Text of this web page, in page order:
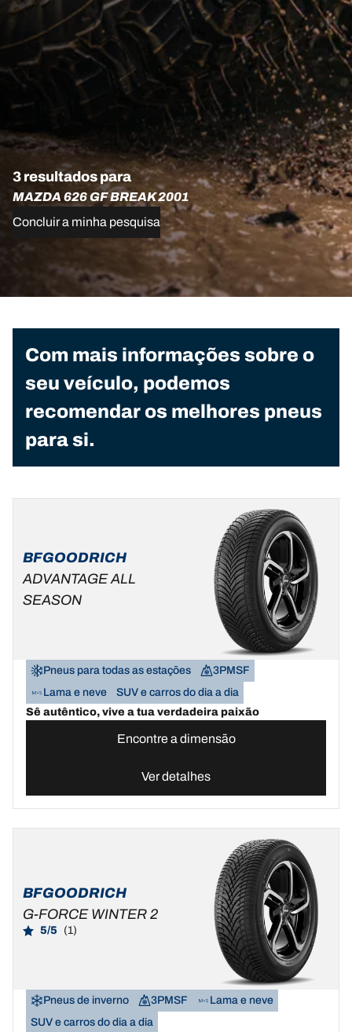
3 resultados para
MAZDA 626 GF BREAK 2001
Concluir a minha pesquisa
Com mais informações sobre o
seu veículo, podemos
recomendar os melhores pneus
para si.
BFGOODRICH
ADVANTAGE ALL
SEASON
Pneus para todas as estações
3PMSF
Lama e neve
SUV e carros do dia a dia
Sê autêntico, vive a tua verdadeira paixão
Encontre a dimensão
Ver detalhes
BFGOODRICH
G-FORCE WINTER 2
5/5 (1)
Pneus de inverno 3PMSF
Lama e neve
SUV e carros do dia a dia